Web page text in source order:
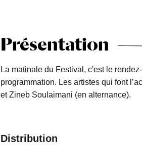
Présentation
La matinale du Festival, c'est le
programmation. Les artistes qui font
et Zineb Soulaimani (en alternance).
Distribution